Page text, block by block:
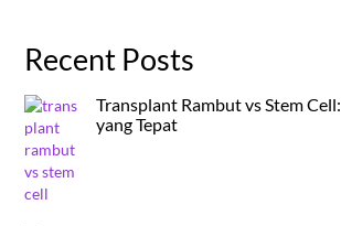
Recent Posts
Transplant Rambut vs Stem
yang Tepat